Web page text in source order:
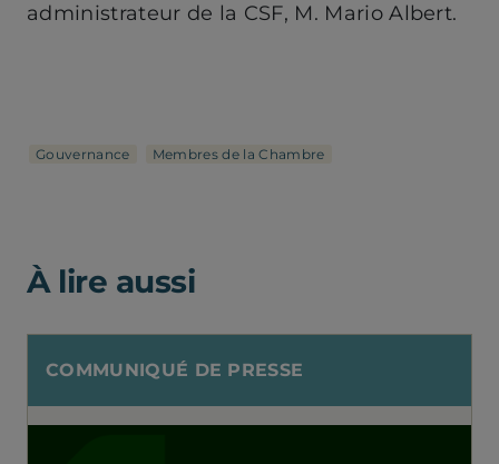
administrateur de la CSF, M. Mario Albert.
Gouvernance Membres de la Chambre
À lire aussi
COMMUNIQUÉ DE PRESSE